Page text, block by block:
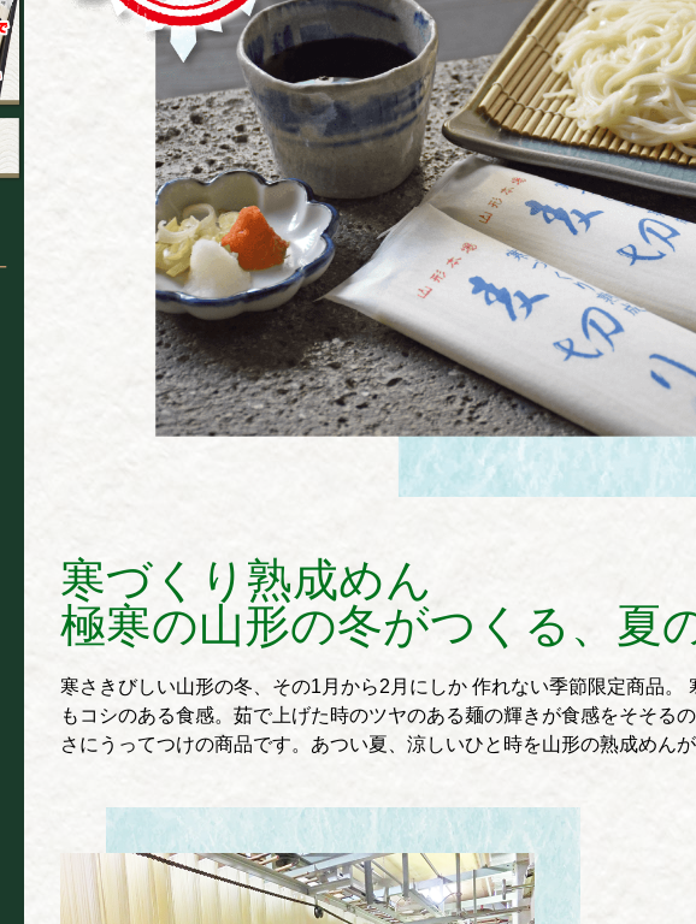
寒づくり熟成めん
極寒の山形の冬がつくる、夏
寒さきびしい山形の冬、その1月から2月にしか 作れない季節限定商品
もコシのある食感。茹で上げた時のツヤのある麺の輝きが食感をそそる
さにうってつけの商品です。あつい夏、涼しいひと時を山形の熟成めんが